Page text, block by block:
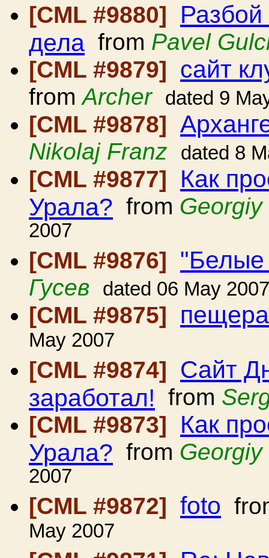
[CML #9880]
дела from Pavel
[CML #9879] сайт
fromArcher dated 9
[CML #9878]
Nikolaj Franz dated 8
[CML #9877] Как
Урала? from
2007
[CML #9876] "Белые
Гусев dated 06 May 2007
[CML #9875]
May 2007
[CML #9874]
Сайт
заработал! from
[CML #9873]
Как
Урала? from
2007
[CML #9872] foto
May 2007